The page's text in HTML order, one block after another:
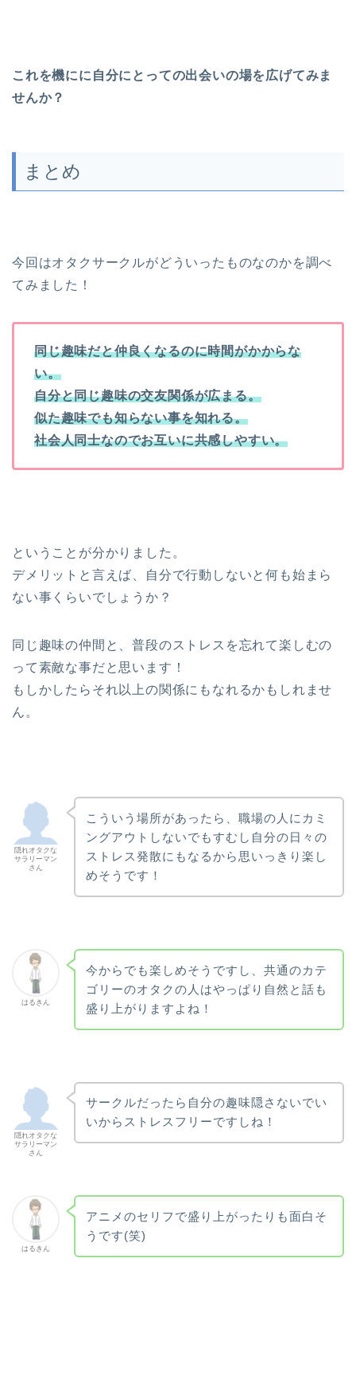
これを機にに自分にとっての出会いの場を広げてみま
せんか？
まとめ
今回はオタクサークルがどういったものなのかを調べ
てみました！
同じ趣味だと仲良くなるのに時間がかからな
い。
自分と同じ趣味の交友関係が広まる。
似た趣味でも知らない事を知れる。
社会人同士なのでお互いに共感しやすい。
ということが分かりました。
デメリットと言えば、自分で行動しないと何も始まら
ない事くらいでしょうか？
同じ趣味の仲間と、普段のストレスを忘れて楽しむの
って素敵な事だと思います！
もしかしたらそれ以上の関係にもなれるかもしれませ
ん。
隠れオタクな
サラリーマン
さん
こういう場所があったら、職場の人にカミ
ングアウトしないでもすむし自分の日々の
ストレス発散にもなるから思いっきり楽し
めそうです！
はるきん
今からでも楽しめそうですし、共通のカテ
ゴリーのオタクの人はやっぱり自然と話も
盛り上がりますよね！
隠れオタクな
サラリーマン
さん
サークルだったら自分の趣味隠さないでい
いからストレスフリーですしね！
はるきん
アニメのセリフで盛り上がったりも面白そ
うです(笑)